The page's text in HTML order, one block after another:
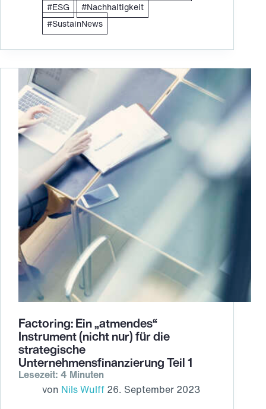
Kommission
nimmt
zur
Berichterstattung
von
Nachhaltigkeitsaspekten
an
ESG
Nachhaltigkeit
SustainNews
Factoring: Ein „atmendes“
Instrument (nicht nur) für die
strategische
Unternehmensfinanzierung Teil 1
Lesezeit: 4 Minuten
von Nils Wulff 26. September 2023